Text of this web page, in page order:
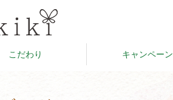
こだわり キャンペーン